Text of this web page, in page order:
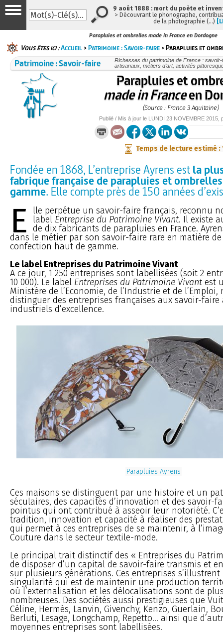
Parapluies et ombrelles made in France en Dordogne
Vous êtes ici :Accueil >Patrimoine : Savoir-faire > Parapluies et
Patrimoine : Savoir-faire
Richesses du patrimoine de France :
artisanaux, métiers d’art, activités
Parapluies et
made in Franceen
(Source : France 3 Aquitaine)
Publié / Mis à jour le LUNDI 23 NOVEMBRE 2015,
Temps de lecture estimé :
Fondée en 1868, L’entreprise Ayrens estla
fabrique française de parapluies et
gamme. Elle compte près de 150 années
E
lle perpétue un savoir-faire français, reconnu
label Entreprise du Patrimoine Vivant. Il existe
de dix fabricants de parapluies en France.
dans le métier par son savoir-faire rare en matière
confection haut de gamme.
Le label Entreprises du Patrimoine Vivant
A ce jour, 1 250 entreprises sont labellisées (soit 2
10 000). Le label Entreprises du Patrimoine Vivant est
Ministère de l’Economie, de l’Industrie et de
distinguer des entreprises françaises aux savoir-
industriels d’excellence.
Parapluies Ayrens
Ces maisons se distinguent par une histoire et un
séculaires, des capacités d’innovation et des savoir-
pointus qui ont contribué à asseoir leur notoriété.
tradition, innovation et capacité à réaliser des
qui permet à ces entreprises de se maintenir, à
Couture dans le secteur textile-mode.
Le principal trait distinctif des « Entreprises du
de disposer d’un capital de savoir-faire transmis et
sur plusieurs générations. Ces entreprises
singularité qui est de maintenir une production
où l’externalisation et les délocalisations sont de
nombreuses. Des sociétés aussi prestigieuses que
Céline, Hermès, Lanvin, Givenchy, Kenzo, Guerlain,
Berluti, Lesage, Longchamp, Repetto... ainsi que
moyennes entreprises sont labellisées.
9 août 1888 : mort du poète et
> Découvrant le phonographe,
de la photographie (…)